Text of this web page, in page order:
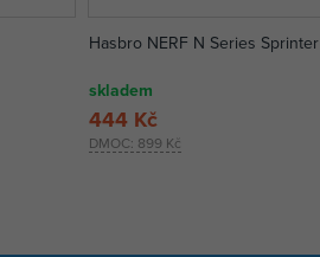
Hasbro NERF N Series Sprinter
skladem
DMOC: 899 Kč
444 Kč